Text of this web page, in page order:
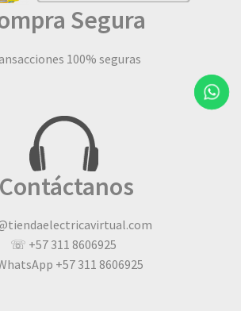
Segura
100% seguras
Contáctanos
☏ +57 311 8606925
+57 311 8606925